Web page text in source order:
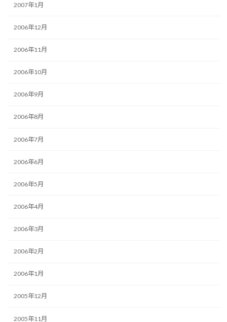
2007年1月
2006年12月
2006年11月
2006年10月
2006年9月
2006年8月
2006年7月
2006年6月
2006年5月
2006年4月
2006年3月
2006年2月
2006年1月
2005年12月
2005年11月